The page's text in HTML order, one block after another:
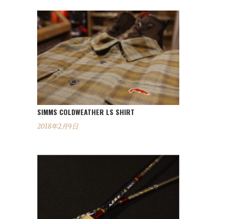
SIMMS COLDWEATHER LS SHIRT
2018年2月9日